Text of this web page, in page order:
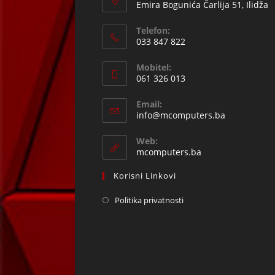
Emira Bogunića Čarlija 51, Ilidža
Telefon:
033 847 822
in
your
application
Mobitel:
061 326 013
in
your
application
Email:
info@mcomputers.ba
Web:
mcomputers.ba
Korisni Linkovi
Politika privatnosti